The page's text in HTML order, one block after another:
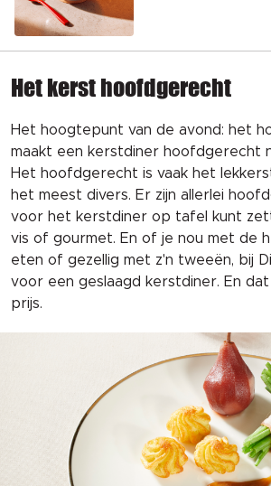
Het kerst hoofdgerecht
Het hoogtepunt van de avond: het
maakt een kerstdiner hoofdgerecht
Het hoofdgerecht is vaak het
het meest divers. Er zijn allerlei
voor het kerstdiner op tafel kunt
vis of gourmet. En of je nou met de
eten of gezellig met z'n tweeën, bij
voor een geslaagd kerstdiner. En
prijs.